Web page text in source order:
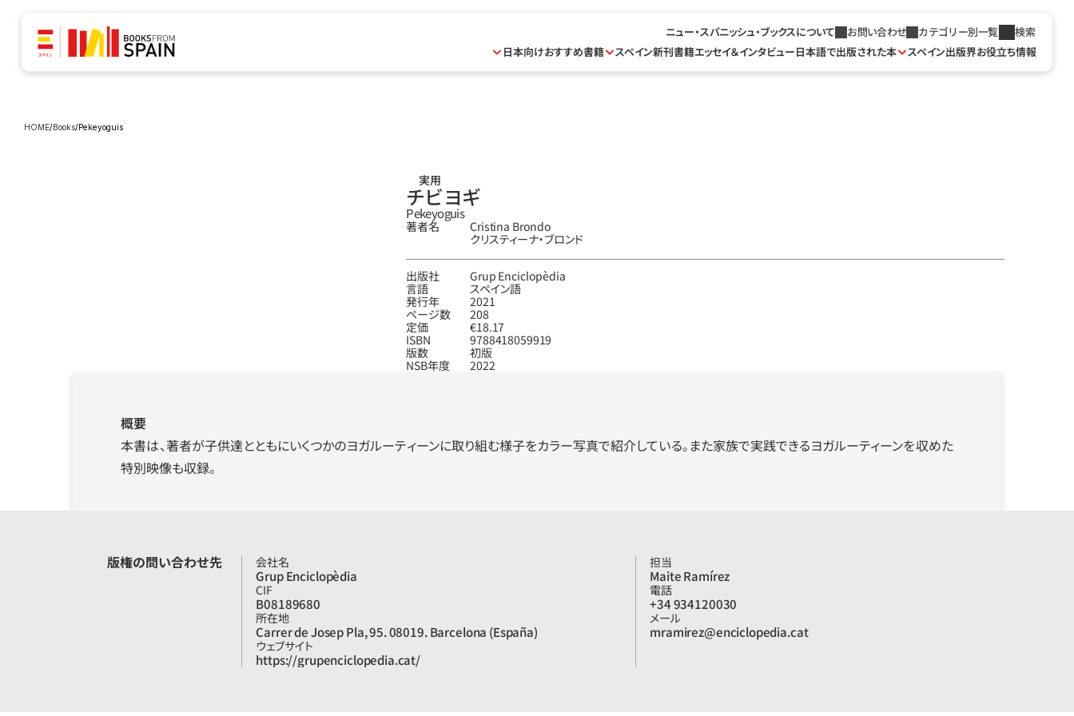
ニュー・スパニッシュ・ブックスについて お問い合わせ カテゴリー別一覧
検索
日本向けおすすめ書籍
スペイン新刊書籍エッセイ＆インタビュー日本語で出版された本 スペイン出版界お役立ち情報
HOME/Books/Pekeyoguis
実用
チビヨギ
Pekeyoguis
著者名
Cristina Brondo
クリスティーナ‧ブロンド
出版社
Grup Enciclopèdia
言語
スペイン語
発行年
2021
ページ数
208
定価
€18.17
ISBN
9788418059919
版数
初版
NSB年度
2022
概要
本書は、著者が子供達とともにいくつかのヨガルーティーンに取り組む様子をカラー写真で紹介している。また家族で実践できるヨガルーティーンを収めた
特別映像も収録。
版権の問い合わせ先 会社名
Grup Enciclopèdia
CIF
B08189680
所在地
Carrer de Josep Pla, 95. 08019. Barcelona (España)
ウェブサイト
https://grupenciclopedia.cat/
担当
Maite Ramírez
電話
+34 934120030
メール
mramirez@enciclopedia.cat